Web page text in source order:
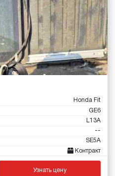
Honda Fit
GE6
L13A
--
SE5A
Контракт
Узнать цену